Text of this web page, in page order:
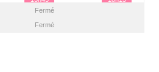
Fermé
Fermé